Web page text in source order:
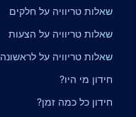
שאלות טריוויה על חלקים
שאלות טריוויה על הצעות
שאלות טריוויה על לראשונה
חידון מי היו?
חידון כל כמה זמן?